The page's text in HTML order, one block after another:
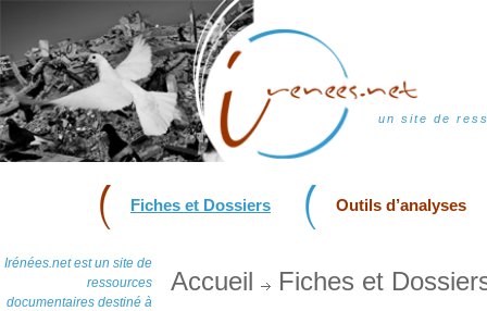
un site de
Fiches et Dossiers Outils d’analyses
Irénées.net est un site de
ressources
documentaires destiné à
Accueil Fiches et